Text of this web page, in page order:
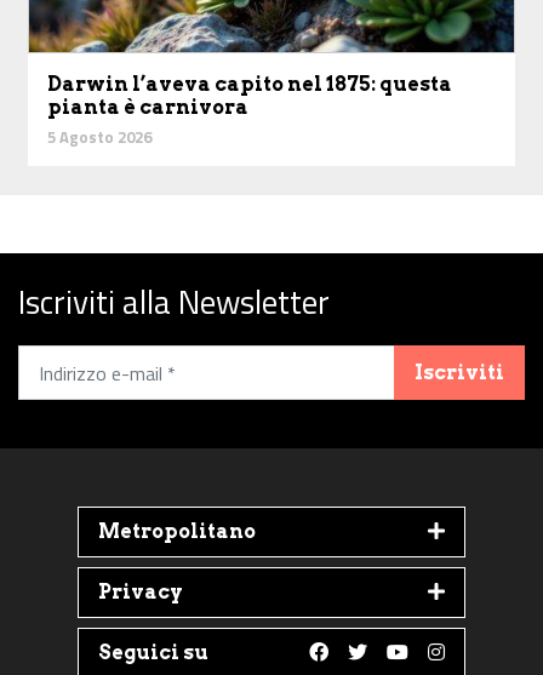
Darwin l’aveva capito nel 1875: questa
pianta è carnivora
5 Agosto 2026
Iscriviti alla Newsletter
Iscriviti
Metropolitano
Privacy
Seguici su